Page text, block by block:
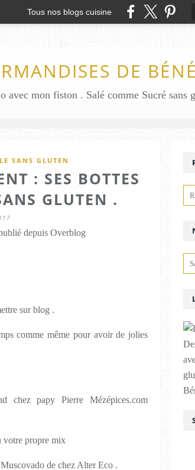
Tous nos blogs cuisine
DE
LE SANS GLUTEN
: SES BOTTES
GLUTEN .
depuis Overblog
sur blog .
comme même pour avoir de jolies
chez papy Pierre Mézépices.com
votre propre mix
de chez Alter Eco .